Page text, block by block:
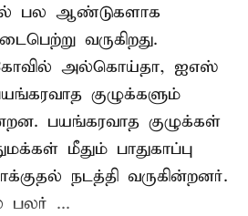
பல ஆண்டுகளாக
வருகிறது.
அல்கொய்தா, ஐஎஸ்
குழுக்களும்
பயங்கரவாத குழுக்கள்
மீதும் பாதுகாப்பு
நடத்தி வருகின்றனர்.
பலர் ...